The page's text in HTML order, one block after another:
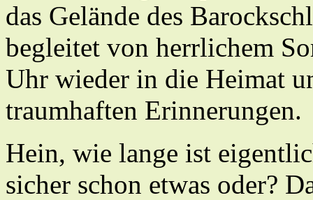
das Gelände des
begleitet von herrlichem
Uhr wieder in die Heimat
traumhaften Erinnerungen.
Hein, wie lange ist
sicher schon etwas oder?